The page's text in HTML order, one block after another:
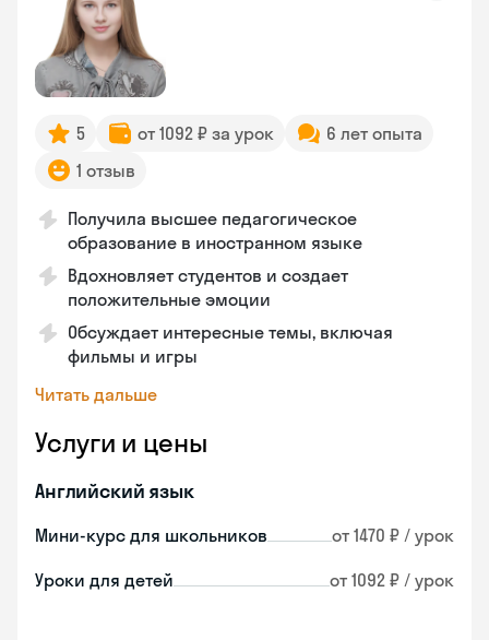
5 от 1092 ₽ за урок
6 лет опыта
1 отзыв
Получила высшее педагогическое
образование в иностранном языке
Вдохновляет студентов и создает
положительные эмоции
Обсуждает интересные темы, включая
фильмы и игры
Читать дальше
Услуги и цены
Английский язык
Мини-курс для школьников от 1470 ₽ / урок
Уроки для детей от 1092 ₽ / урок